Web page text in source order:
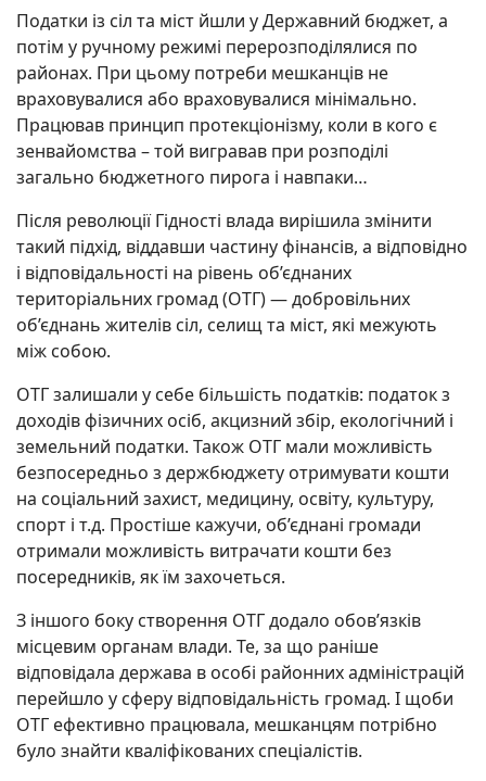
Податки із сіл та міст йшли у Державний бюджет, а
потім у ручному режимі перерозподілялися по
районах. При цьому потреби мешканців не
враховувалися або враховувалися мінімально.
Працював принцип протекціонізму, коли в кого є
зенвайомства – той вигравав при розподілі
загально бюджетного пирога і навпаки…
Після революції Гідності влада вирішила змінити
такий підхід, віддавши частину фінансів, а відповідно
і відповідальності на рівень об’єднаних
територіальних громад (ОТГ) — добровільних
об’єднань жителів сіл, селищ та міст, які межують
між собою.
ОТГ залишали у себе більшість податків: податок з
доходів фізичних осіб, акцизний збір, екологічний і
земельний податки. Також ОТГ мали можливість
безпосередньо з держбюджету отримувати кошти
на соціальний захист, медицину, освіту, культуру,
спорт і т.д. Простіше кажучи, об’єднані громади
отримали можливість витрачати кошти без
посередників, як їм захочеться.
З іншого боку створення ОТГ додало обов’язків
місцевим органам влади. Те, за що раніше
відповідала держава в особі районних адміністрацій
перейшло у сферу відповідальність громад. І щоби
ОТГ ефективно працювала, мешканцям потрібно
було знайти кваліфікованих спеціалістів.